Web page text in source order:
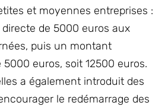
et moyennes entreprises :
de 5000 euros aux
puis un montant
euros, soit 12500 euros.
a également introduit des
le redémarrage des